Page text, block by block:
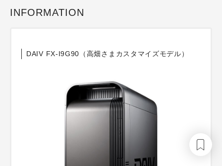
INFORMATION
DAIV FX-I9G90（高畑さまカスタマイズモデル）